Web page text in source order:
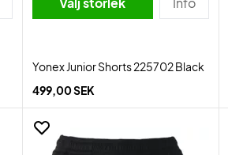
Yonex Junior Shorts 225702 Black
499,00 SEK